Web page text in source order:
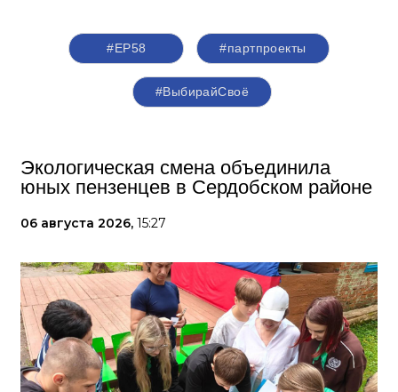
#ЕР58 #партпроекты
#ВыбирайСвоё
Экологическая смена объединила
юных пензенцев в Сердобском районе
06 августа 2026, 15:27